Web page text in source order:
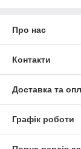
Про нас
Контакти
Доставка та
Графік роботи